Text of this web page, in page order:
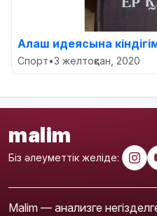
Алаш идеясына
Спорт•3 желтоқсан, 2020
malim
Біз әлеуметтік желіде:
Malim — анализге